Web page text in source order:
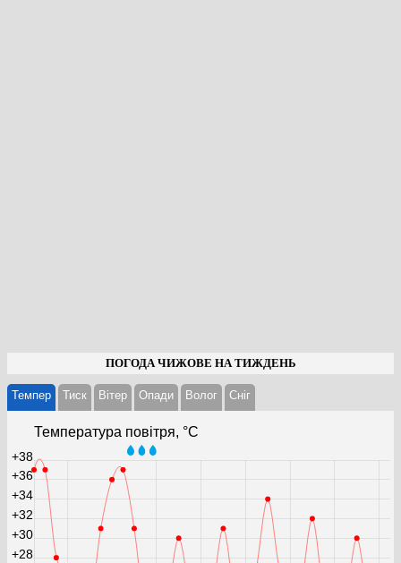
ПОГОДА ЧИЖОВЕ НА ТИЖДЕНЬ
Темпер Тиск Вітер Опади Волог Cніг
Температура повітря, °С
+28
+30
+32
+34
+36
+38